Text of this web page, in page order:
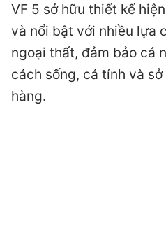
VF 5 sở hữu thiết kế
và nổi bật với nhiều lựa
ngoại thất, đảm bảo cá
cách sống, cá tính và
hàng.